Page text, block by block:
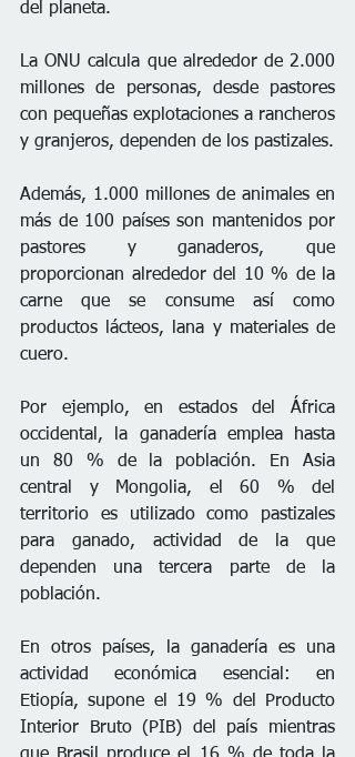
del planeta.
La ONU calcula que alrededor de 2.000
millones de personas, desde pastores
con pequeñas explotaciones a rancheros
y granjeros, dependen de los pastizales.
Además, 1.000 millones de animales en
más de 100 países son mantenidos por
pastores y ganaderos, que
proporcionan alrededor del 10 % de la
carne que se consume así como
productos lácteos, lana y materiales de
cuero.
Por ejemplo, en estados del África
occidental, la ganadería emplea hasta
un 80 % de la población. En Asia
central y Mongolia, el 60 % del
territorio es utilizado como pastizales
para ganado, actividad de la que
dependen una tercera parte de la
población.
En otros países, la ganadería es una
actividad económica esencial: en
Etiopía, supone el 19 % del Producto
Interior Bruto (PIB) del país mientras